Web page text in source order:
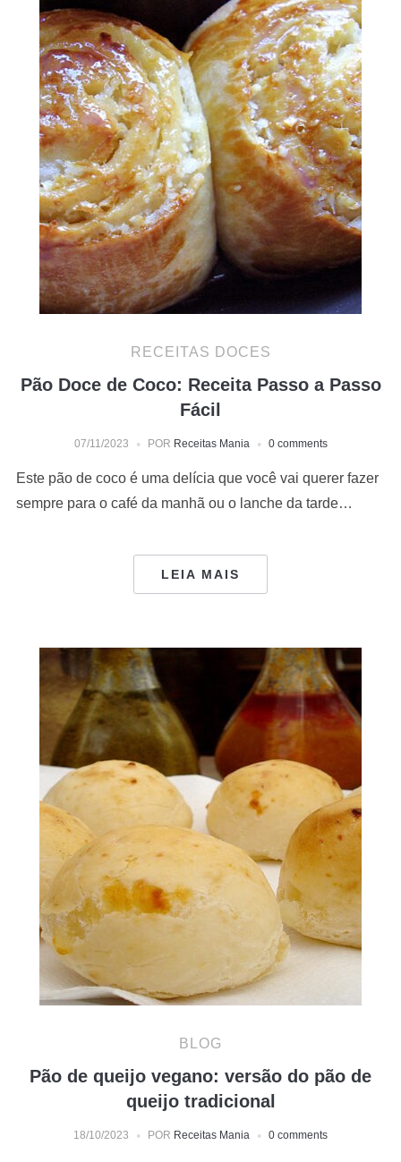
RECEITAS DOCES
Pão Doce de Coco: Receita Passo a Passo
Fácil
07/11/2023 POR Receitas Mania 0 comments
Este pão de coco é uma delícia que você vai querer fazer
sempre para o café da manhã ou o lanche da tarde…
LEIA MAIS
BLOG
Pão de queijo vegano: versão do pão de
queijo tradicional
18/10/2023 POR Receitas Mania 0 comments